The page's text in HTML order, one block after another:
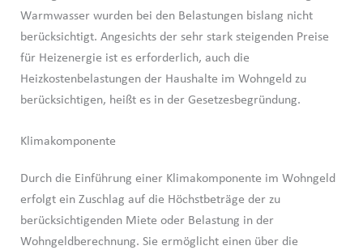
Warmwasser wurden bei den Belastungen bislang nicht
berücksichtigt. Angesichts der sehr stark steigenden Preise
für Heizenergie ist es erforderlich, auch die
Heizkostenbelastungen der Haushalte im Wohngeld zu
berücksichtigen, heißt es in der Gesetzesbegründung.
Klimakomponente
Durch die Einführung einer Klimakomponente im Wohngeld
erfolgt ein Zuschlag auf die Höchstbeträge der zu
berücksichtigenden Miete oder Belastung in der
Wohngeldberechnung. Sie ermöglicht einen über die